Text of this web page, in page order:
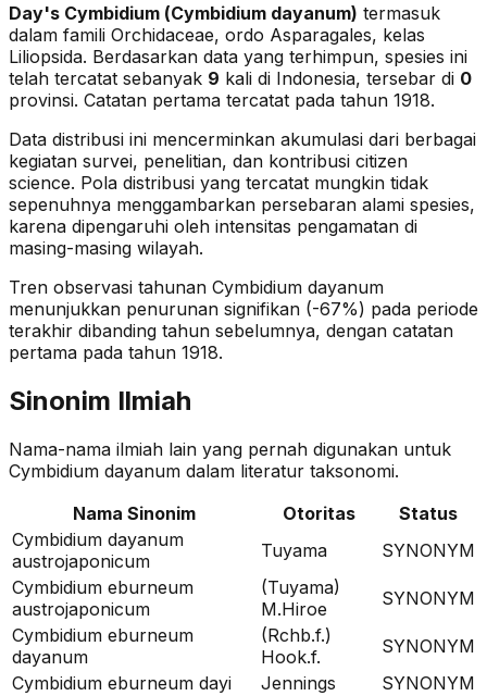
Day's Cymbidium (Cymbidium dayanum) termasuk
dalam famili Orchidaceae, ordo Asparagales, kelas
Liliopsida. Berdasarkan data yang terhimpun, spesies ini
telah tercatat sebanyak 9 kali di Indonesia, tersebar di 0
provinsi. Catatan pertama tercatat pada tahun 1918.
Data distribusi ini mencerminkan akumulasi dari berbagai
kegiatan survei, penelitian, dan kontribusi citizen
science. Pola distribusi yang tercatat mungkin tidak
sepenuhnya menggambarkan persebaran alami spesies,
karena dipengaruhi oleh intensitas pengamatan di
masing-masing wilayah.
Tren observasi tahunan Cymbidium dayanum
menunjukkan penurunan signifikan (-67%) pada periode
terakhir dibanding tahun sebelumnya, dengan catatan
pertama pada tahun 1918.
Sinonim Ilmiah
Nama-nama ilmiah lain yang pernah digunakan untuk
Cymbidium dayanum dalam literatur taksonomi.
Nama Sinonim
Otoritas
Status
Cymbidium dayanum
austrojaponicum
Tuyama
SYNONYM
Cymbidium eburneum
austrojaponicum
(Tuyama)
M.Hiroe
SYNONYM
Cymbidium eburneum
dayanum
(Rchb.f.)
Hook.f.
SYNONYM
Cymbidium eburneum dayi
Jennings
SYNONYM